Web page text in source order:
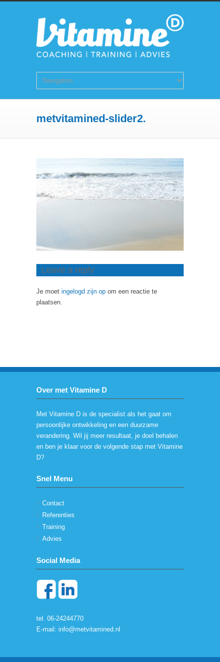
metvitamined-slider2.
Leave a reply
Je moet ingelogd zijn op om een reactie te
plaatsen.
Over met Vitamine D
Met Vitamine D is de specialist als het gaat om
persoonlijke ontwikkeling en een duurzame
verandering. Wil jij meer resultaat, je doel behalen
en ben je klaar voor de volgende stap met Vitamine
D?
Snel Menu
Contact
Referenties
Training
Advies
Social Media
tel. 06-24244770
E-mail: info@metvitamined.nl